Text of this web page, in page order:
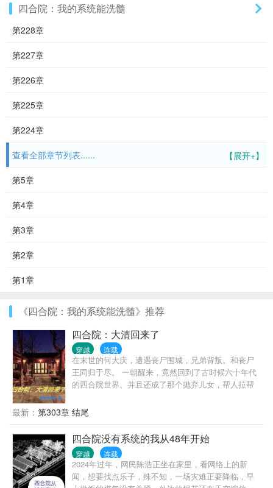
四合院：我的系统能洗髓
第228章
第227章
第226章
第225章
第224章
【展开+】
查看全部章节列表......
第5章
第4章
第3章
第2章
第1章
《四合院：我的系统能洗髓》推荐
四合院：大清回来了
穿越 连载
在末世的何大庆，遭遇丧尸围城，兄弟背叛。和丧尸
王同归于尽。 一朝醒来，竟然回到了古时候六十年代
的四合院世界。并且还成了那个抛弃儿女，帮人拉帮
风生水起。
最新： 第303章 结尾
四合院没有系统的我从48年开始
穿越 连载
2024年过年，网民陈浩正坐在家里，看网络上的新
闻，想要找点乐子，殊不知，一场灾难正要降临，早